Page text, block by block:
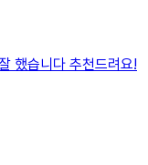
했습니다 추천드려요!